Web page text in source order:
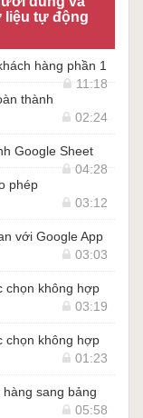
liệu tự động
hàng phần 1
11:18
thành
02:24
Google Sheet
04:28
phép
03:12
với Google App
03:03
chọn không hợp
03:19
chọn không hợp
01:23
sang bảng
05:58